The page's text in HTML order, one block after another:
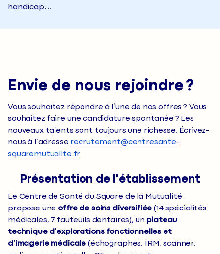
handicap…
Envie de nous rejoindre ?
Vous souhaitez répondre à l’une de nos offres ? Vous
souhaitez faire une candidature spontanée ? Les
nouveaux talents sont toujours une richesse. Écrivez-
nous à l’adresse recrutement@centresante-
squaremutualite.fr
Présentation de l'établissement
Le Centre de Santé du Square de la Mutualité
propose une offre de soins diversifiée (14 spécialités
médicales, 7 fauteuils dentaires), un plateau
technique d’explorations fonctionnelles et
d’imagerie médicale (échographes, IRM, scanner,